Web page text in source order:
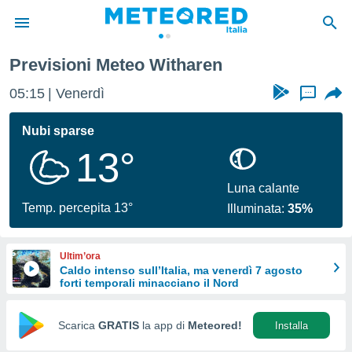
di
per
le
di
Web
Previsioni Meteo Witharen
05:16 Venerdì ...
Nubi sparse
13°
Temp. percepita 13°
Luna calante
Illuminata:35%
Ultim’ora
Caldo intenso sull’Italia, ma venerdì 7 agosto
forti temporali minacciano il Nord
Scarica GRATIS la app di Meteored! Installa